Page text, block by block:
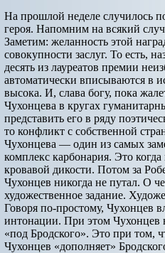
На прошлой неделе случилось
героя. Напомним на всякий
Заметим: желанность этой
совокупности заслуг. То есть,
десять из лауреатов премии
автоматически вписываются в
высока. И, слава богу, пока
Чухонцева в кругах
представить его в ряду
то конфликт с собственной
Чухонцева — один из самых
комплекс карбонария. Это
кровавой дикости. Потом за
Чухонцев никогда не путал. О
художественное задание.
Говоря по-простому, Чухонцев
интонации. При этом Чухонцев
«под Бродского». Это при том,
Чухонцев «дополняет»